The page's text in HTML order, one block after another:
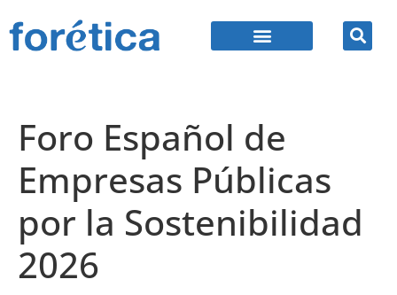
Foro Español de
Empresas Públicas
por la Sostenibilidad
2026